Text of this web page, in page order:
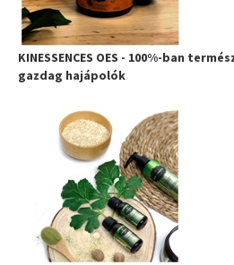
KINESSENCES OES - 100%-ban
gazdag hajápolók